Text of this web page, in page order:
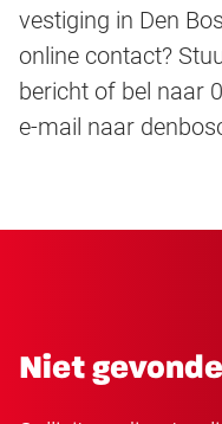
vestiging in Den
online contact?
bericht of bel naar
e-mail naar
Niet